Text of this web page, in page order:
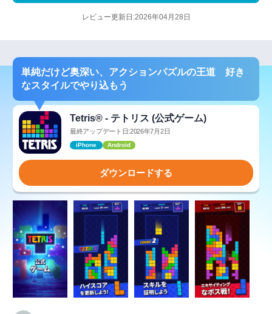
レビュー更新日:2026年04月28日
単純だけど奥深い、アクションパズルの王道 好き
なスタイルでやり込もう
Tetris® - テトリス (公式ゲーム)
最終アップデート日:2026年7月2日
iPhone Android
ダウンロードする